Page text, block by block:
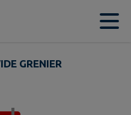
GRENIER